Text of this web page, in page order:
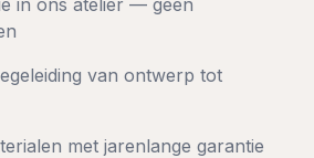
van ontwerp tot
met jarenlange garantie